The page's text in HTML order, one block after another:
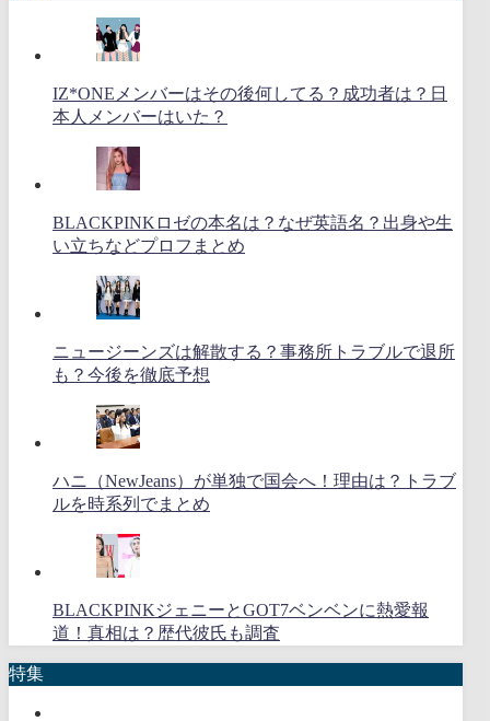
IZ*ONEメンバーはその後何してる？成功者は？日
本人メンバーはいた？
BLACKPINKロゼの本名は？なぜ英語名？出身や生
い立ちなどプロフまとめ
ニュージーンズは解散する？事務所トラブルで退所
も？今後を徹底予想
ハニ（NewJeans）が単独で国会へ！理由は？トラブ
ルを時系列でまとめ
BLACKPINKジェニーとGOT7ベンベンに熱愛報
道！真相は？歴代彼氏も調査
特集